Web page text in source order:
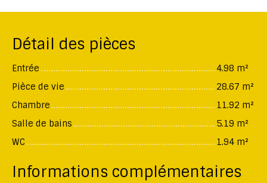
Détail des pièces
Entrée
4.98 m²
Pièce de vie
28.67 m²
Chambre
11.92 m²
Salle de bains
5.19 m²
WC
1.94 m²
Informations complémentaires